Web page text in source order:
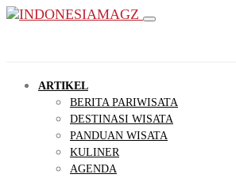
ARTIKEL
BERITA PARIWISATA
DESTINASI WISATA
PANDUAN WISATA
KULINER
AGENDA